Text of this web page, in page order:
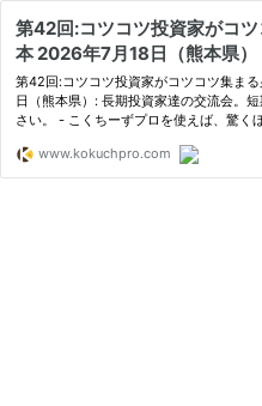
第42回:コツコツ投資家がコ
本 2026年7月18日（熊本県）
第42回:コツコツ投資家がコツコツ集ま
日（熊本県）: 長期投資家達の交流会。
さい。 - こくちーずプロを使えば、驚く
でつながりのない人々にもアプローチ！
会…
www.kokuchpro.com